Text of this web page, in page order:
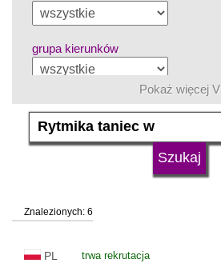
grupa kierunków
język
status uczelni
Pokaż więcej V
Znalezionych: 6
PL trwa rekrutacja